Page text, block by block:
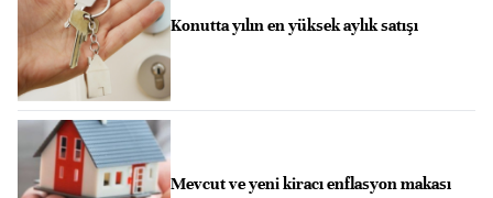
Konutta yılın en yüksek aylık satışı
Mevcut ve yeni kiracı enflasyon makası